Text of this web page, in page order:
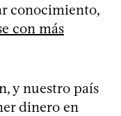
conocimiento,
con más
y nuestro país
dinero en